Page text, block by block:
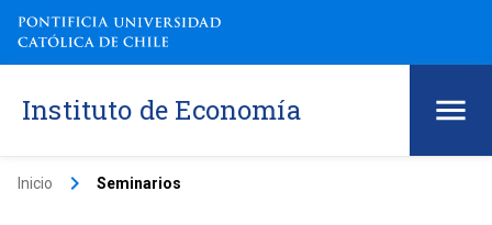
Instituto de Economía
Inicio keyboard_arrow_right Seminarios